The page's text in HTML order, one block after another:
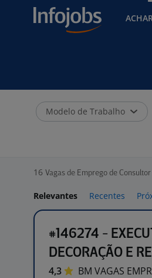
Modelo de Trabalho
16 Vagas de Emprego de
Relevantes Recentes
#146274 -
DECORAÇÃO E
4,3 BM VAGAS